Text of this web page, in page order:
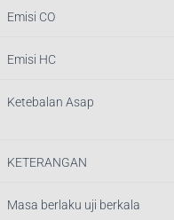
Emisi CO
Emisi HC
Ketebalan Asap
KETERANGAN
Masa berlaku uji berkala